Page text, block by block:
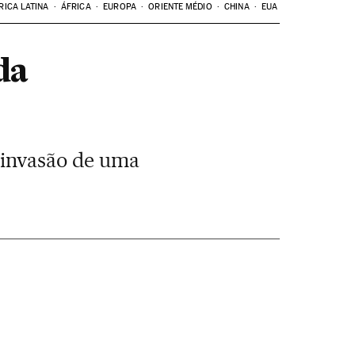
LATINA ÁFRICA EUROPA ORIENTE MÉDIO CHINA EUA
de uma